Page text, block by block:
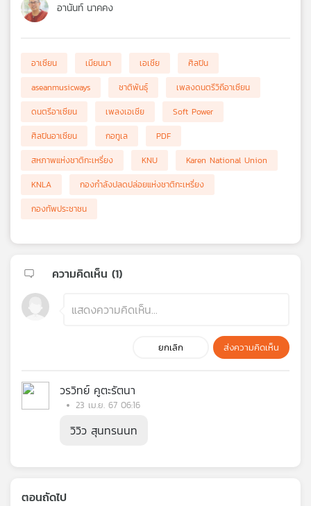
อานันท์ นาคคง
อาเซียน เมียนมา เอเชีย
ศิลปิน
aseanmusicways
ชาติพันธ์ุ
เพลงดนตรีวิถีอาเซียน
ดนตรีอาเซียน
เพลงเอเชีย
Soft Power
ศิลปินอาเซียน
กอทูเล
PDF
สหภาพแห่งชาติกะเหรี่ยง
KNU
Karen National Union
KNLA
กองกำลังปลดปล่อยแห่งชาติกะเหรี่ยง
กองทัพประชาชน
ความคิดเห็น (1)
ยกเลิก ส่งความคิดเห็น
วรวิทย์ คูตะรัตนา
23 เม.ย. 67 06:16
วิวิว สุนทรนนท
ตอนถัดไป